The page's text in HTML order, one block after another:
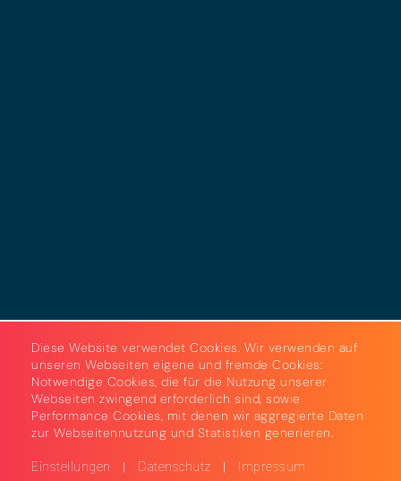
Diese Website verwendet Cookies. Wir verwenden auf
unseren Webseiten eigene und fremde Cookies:
Notwendige Cookies, die für die Nutzung unserer
Webseiten zwingend erforderlich sind, sowie
Performance Cookies, mit denen wir aggregierte Daten
zur Webseitennutzung und Statistiken generieren.
Einstellungen | Datenschutz | Impressum